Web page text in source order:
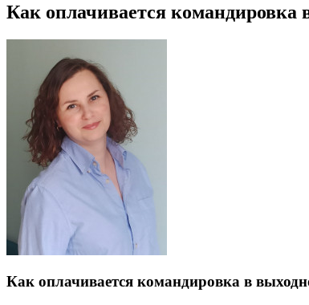
Как оплачивается
Как оплачивается командировка в